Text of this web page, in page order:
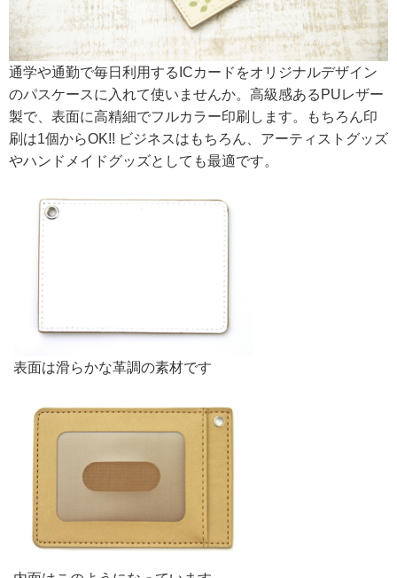
通学や通勤で毎日利用するICカードをオリジナルデザイン
のパスケースに入れて使いませんか。高級感あるPUレザー
製で、表面に高精細でフルカラー印刷します。もちろん印
刷は1個からOK!! ビジネスはもちろん、アーティストグッズ
やハンドメイドグッズとしても最適です。
表面は滑らかな革調の素材です